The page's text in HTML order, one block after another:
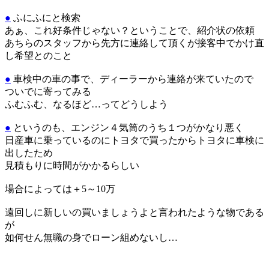
● ふにふにと検索
あぁ、これ好条件じゃない？ということで、紹介状の依頼
あちらのスタッフから先方に連絡して頂くが接客中でかけ直
し希望とのこと
● 車検中の車の事で、ディーラーから連絡が来ていたので
ついでに寄ってみる
ふむふむ、なるほど…ってどうしよう
● というのも、エンジン４気筒のうち１つがかなり悪く
日産車に乗っているのにトヨタで買ったからトヨタに車検に
出したため
見積もりに時間がかかるらしい
場合によっては＋5～10万
遠回しに新しいの買いましょうよと言われたような物である
が
如何せん無職の身でローン組めないし…